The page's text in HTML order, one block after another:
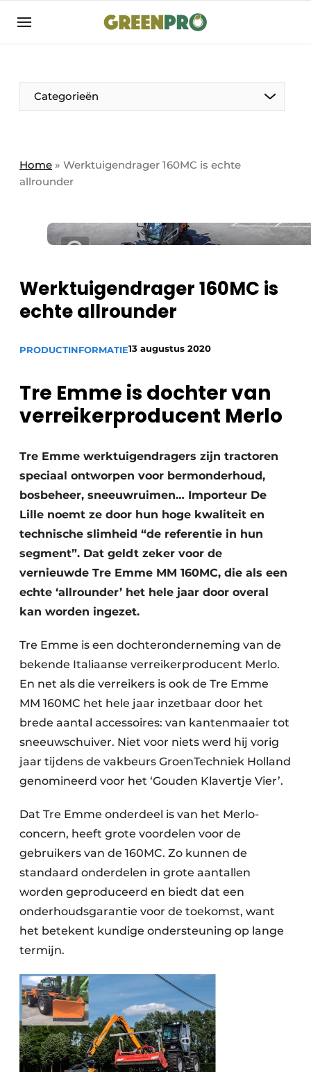
Aanmelden
Bedrijven
Bedrijven
Direct contact
Evenement aanmelden
groenprofessional
Meest gelezen
Podcasts
Privacy / Cookie statement
Categorieën
Home » Werktuigendrager 160MC is echte
allrounder
Werktuigendrager 160MC is
echte allrounder
PRODUCTINFORMATIE13 augustus 2020
Tre Emme is dochter van
verreikerproducent Merlo
Tre Emme werktuigendragers zijn tractoren
speciaal ontworpen voor bermonderhoud,
bosbeheer, sneeuwruimen… Importeur De
Lille noemt ze door hun hoge kwaliteit en
technische slimheid “de referentie in hun
segment”. Dat geldt zeker voor de
vernieuwde Tre Emme MM 160MC, die als een
echte ‘allrounder’ het hele jaar door overal
kan worden ingezet.
Tre Emme is een dochteronderneming van de
bekende Italiaanse verreikerproducent Merlo.
En net als die verreikers is ook de Tre Emme
MM 160MC het hele jaar inzetbaar door het
brede aantal accessoires: van kantenmaaier tot
sneeuwschuiver. Niet voor niets werd hij vorig
jaar tijdens de vakbeurs GroenTechniek Holland
genomineerd voor het ‘Gouden Klavertje Vier’.
Dat Tre Emme onderdeel is van het Merlo-
concern, heeft grote voordelen voor de
gebruikers van de 160MC. Zo kunnen de
standaard onderdelen in grote aantallen
worden geproduceerd en biedt dat een
onderhoudsgarantie voor de toekomst, want
het betekent kundige ondersteuning op lange
termijn.